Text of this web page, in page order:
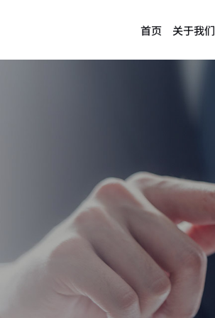
首页 关于我们